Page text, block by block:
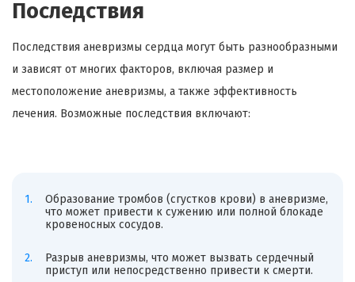
Последствия
Последствия аневризмы сердца могут быть разнообразными
и зависят от многих факторов, включая размер и
местоположение аневризмы, а также эффективность
лечения. Возможные последствия включают:
Образование тромбов (сгустков крови) в аневризме,
что может привести к сужению или полной блокаде
кровеносных сосудов.
Разрыв аневризмы, что может вызвать сердечный
приступ или непосредственно привести к смерти.